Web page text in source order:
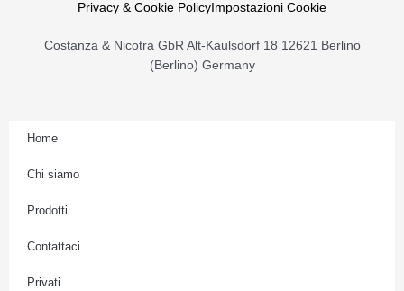
a
m
Privacy & Cookie Policy Impostazioni Cookie
Costanza & Nicotra GbR Alt-Kaulsdorf 18 12621 Berlino
(Berlino) Germany
Home
Chi siamo
Prodotti
Contattaci
Privati